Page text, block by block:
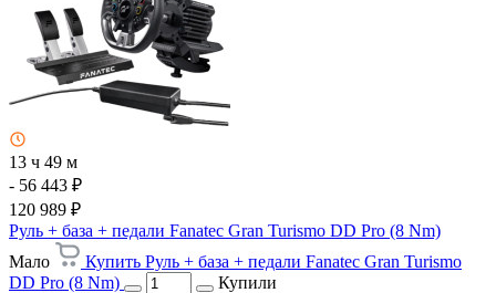
13 ч 49 м
- 56 443 ₽
120 989 ₽
Руль + база + педали Fanatec Gran Turismo DD Pro (8 Nm)
Мало
Купить Руль + база + педали Fanatec Gran Turismo
DD Pro (8 Nm)
Купили